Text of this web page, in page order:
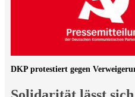
DKP protestiert gegen